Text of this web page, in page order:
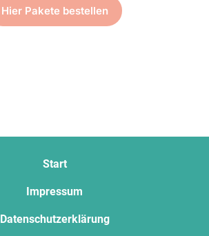
Hier Pakete bestellen
Start
Impressum
Datenschutzerklärung